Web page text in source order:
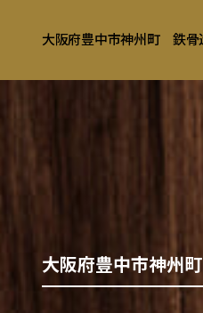
大阪府豊中市神州町 鉄骨
大阪府豊中市神